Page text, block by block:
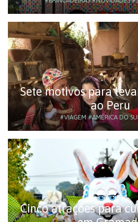
Sete motivos para
ao Peru
#VIAGEM#AMÉRICA DO
Cinco atrações para